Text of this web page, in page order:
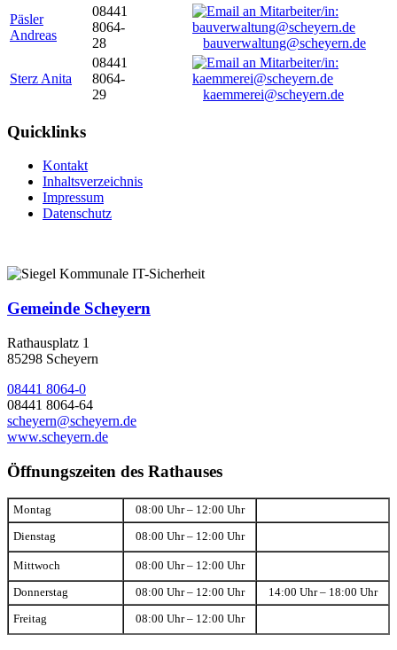
Päsler
Andreas
08441
8064-
28
bauverwaltung@scheyern.de
Sterz Anita
08441
8064-
29
kaemmerei@scheyern.de
Quicklinks
Kontakt
Inhaltsverzeichnis
Impressum
Datenschutz
Gemeinde Scheyern
Rathausplatz 1
85298 Scheyern
08441 8064-0
08441 8064-64
scheyern@scheyern.de
www.scheyern.de
Öffnungszeiten des Rathauses
Montag 08:00 Uhr – 12:00 Uhr
Dienstag 08:00 Uhr – 12:00 Uhr
Mittwoch 08:00 Uhr – 12:00 Uhr
Donnerstag 08:00 Uhr – 12:00 Uhr 14:00 Uhr – 18:00 Uhr
Freitag 08:00 Uhr – 12:00 Uhr